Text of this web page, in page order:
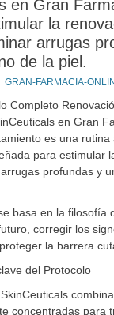
en Gran
la
arrugas
de la piel.
GRAN-FARMACIA-
Completo
en Gran
es una rutina
para estimular
profundas y
basa en la filosofía
corregir los
la barrera
del Protocolo
concentradas para